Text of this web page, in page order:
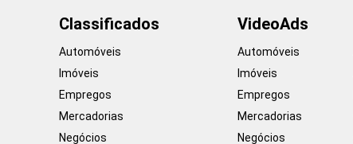
Classificados
Automóveis
Imóveis
Empregos
Mercadorias
Negócios
VideoAds
Automóveis
Imóveis
Empregos
Mercadorias
Negócios